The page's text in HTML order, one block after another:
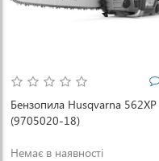
Бензопила Husqvarna 562XP
(9705020-18)
Немає в наявності